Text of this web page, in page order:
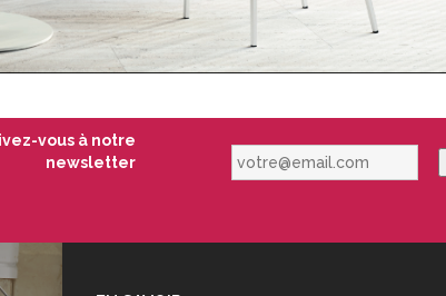
vous à notre
newsletter
votre@email.com